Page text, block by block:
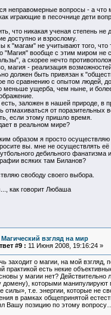
неправомерные вопросы - а что
играющие в песочнице дети
что никакая ученая степень
доступно и взрослому.
к "магам" не учитывают того,
"Магия" вообще с этим миром не
а скорее нечто
магия - реализация
должен быть привязан к
по сравнению с опытом людей,
меньше ущерба, чем ныне, и
заложен в нашей природе, в
отмахиваться от
если этому пришло время.
в реальном мире?
образом я просто
вы. мне не осуществлять
дебильного фанатизма
всяких там Биланов?
свободу своего выбора.
как говорит Любаша
Магический взгляд на мир
#9 : 11 Июня 2008, 19:16:24 »
заходит о магии, на мой
практикой есть некие
у магии нет?
домену), которыми манипулируют
силы», т.е. энергии, которые не
в рамках общепринятой
Вашу позицию по этому